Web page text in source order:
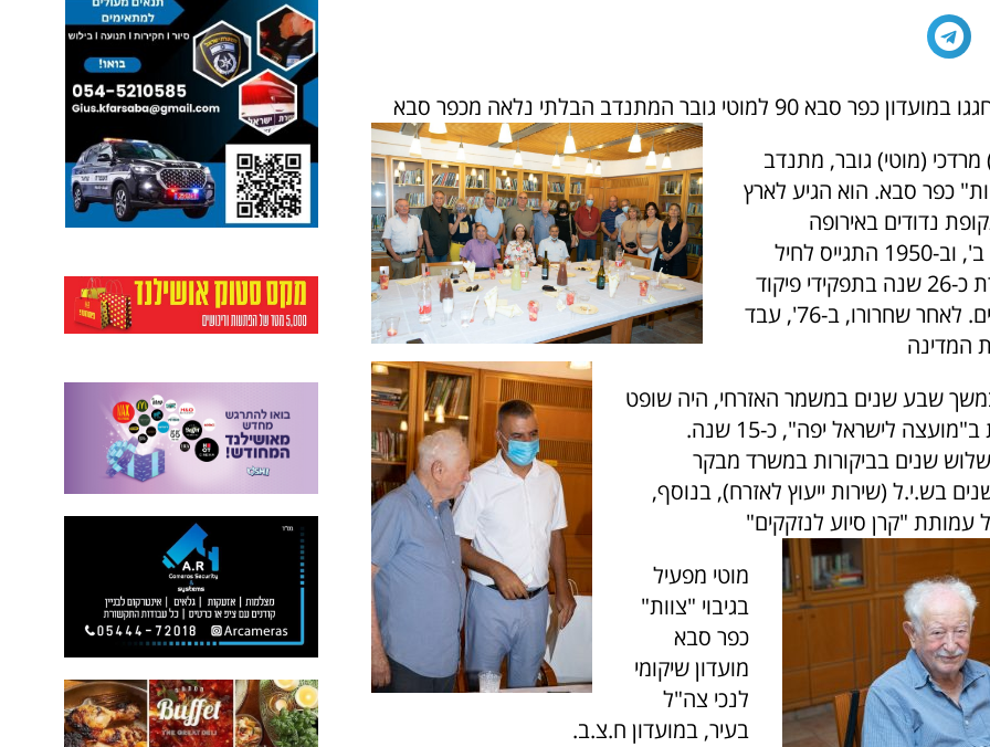
90 למוטי גובר המתנדב הבלתי נלאה מכפר סבא
מרדכי (מוטי) גובר, מתנדב
כפר סבא. הוא הגיע לארץ
נדודים באירופה
במסגרת עלייה ב', וב-1950 התגייס לחיל
האוויר, שם שירת כ-26 שנה בתפקידי פיקוד
ומינהלה חשובים. לאחר שחרורו, ב-76', עבד
שבע שנים במשמר האזרחי, היה שופט
בכיר וראש צוות ב"מועצה לישראל יפה", כ-15 שנה.
שנים בביקורות במשרד מבקר
בש.י.ל (שירות ייעוץ לאזרח), בנוסף,
"קרן סיוע לנזקקים"
מוטי מפעיל
בגיבוי "צוות"
כפר סבא
מועדון שיקומי
לנכי צה"ל
בעיר, במועדון ח.צ.ב.